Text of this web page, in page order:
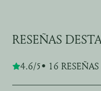
RESEÑAS
4.6/5• 16 RESEÑAS